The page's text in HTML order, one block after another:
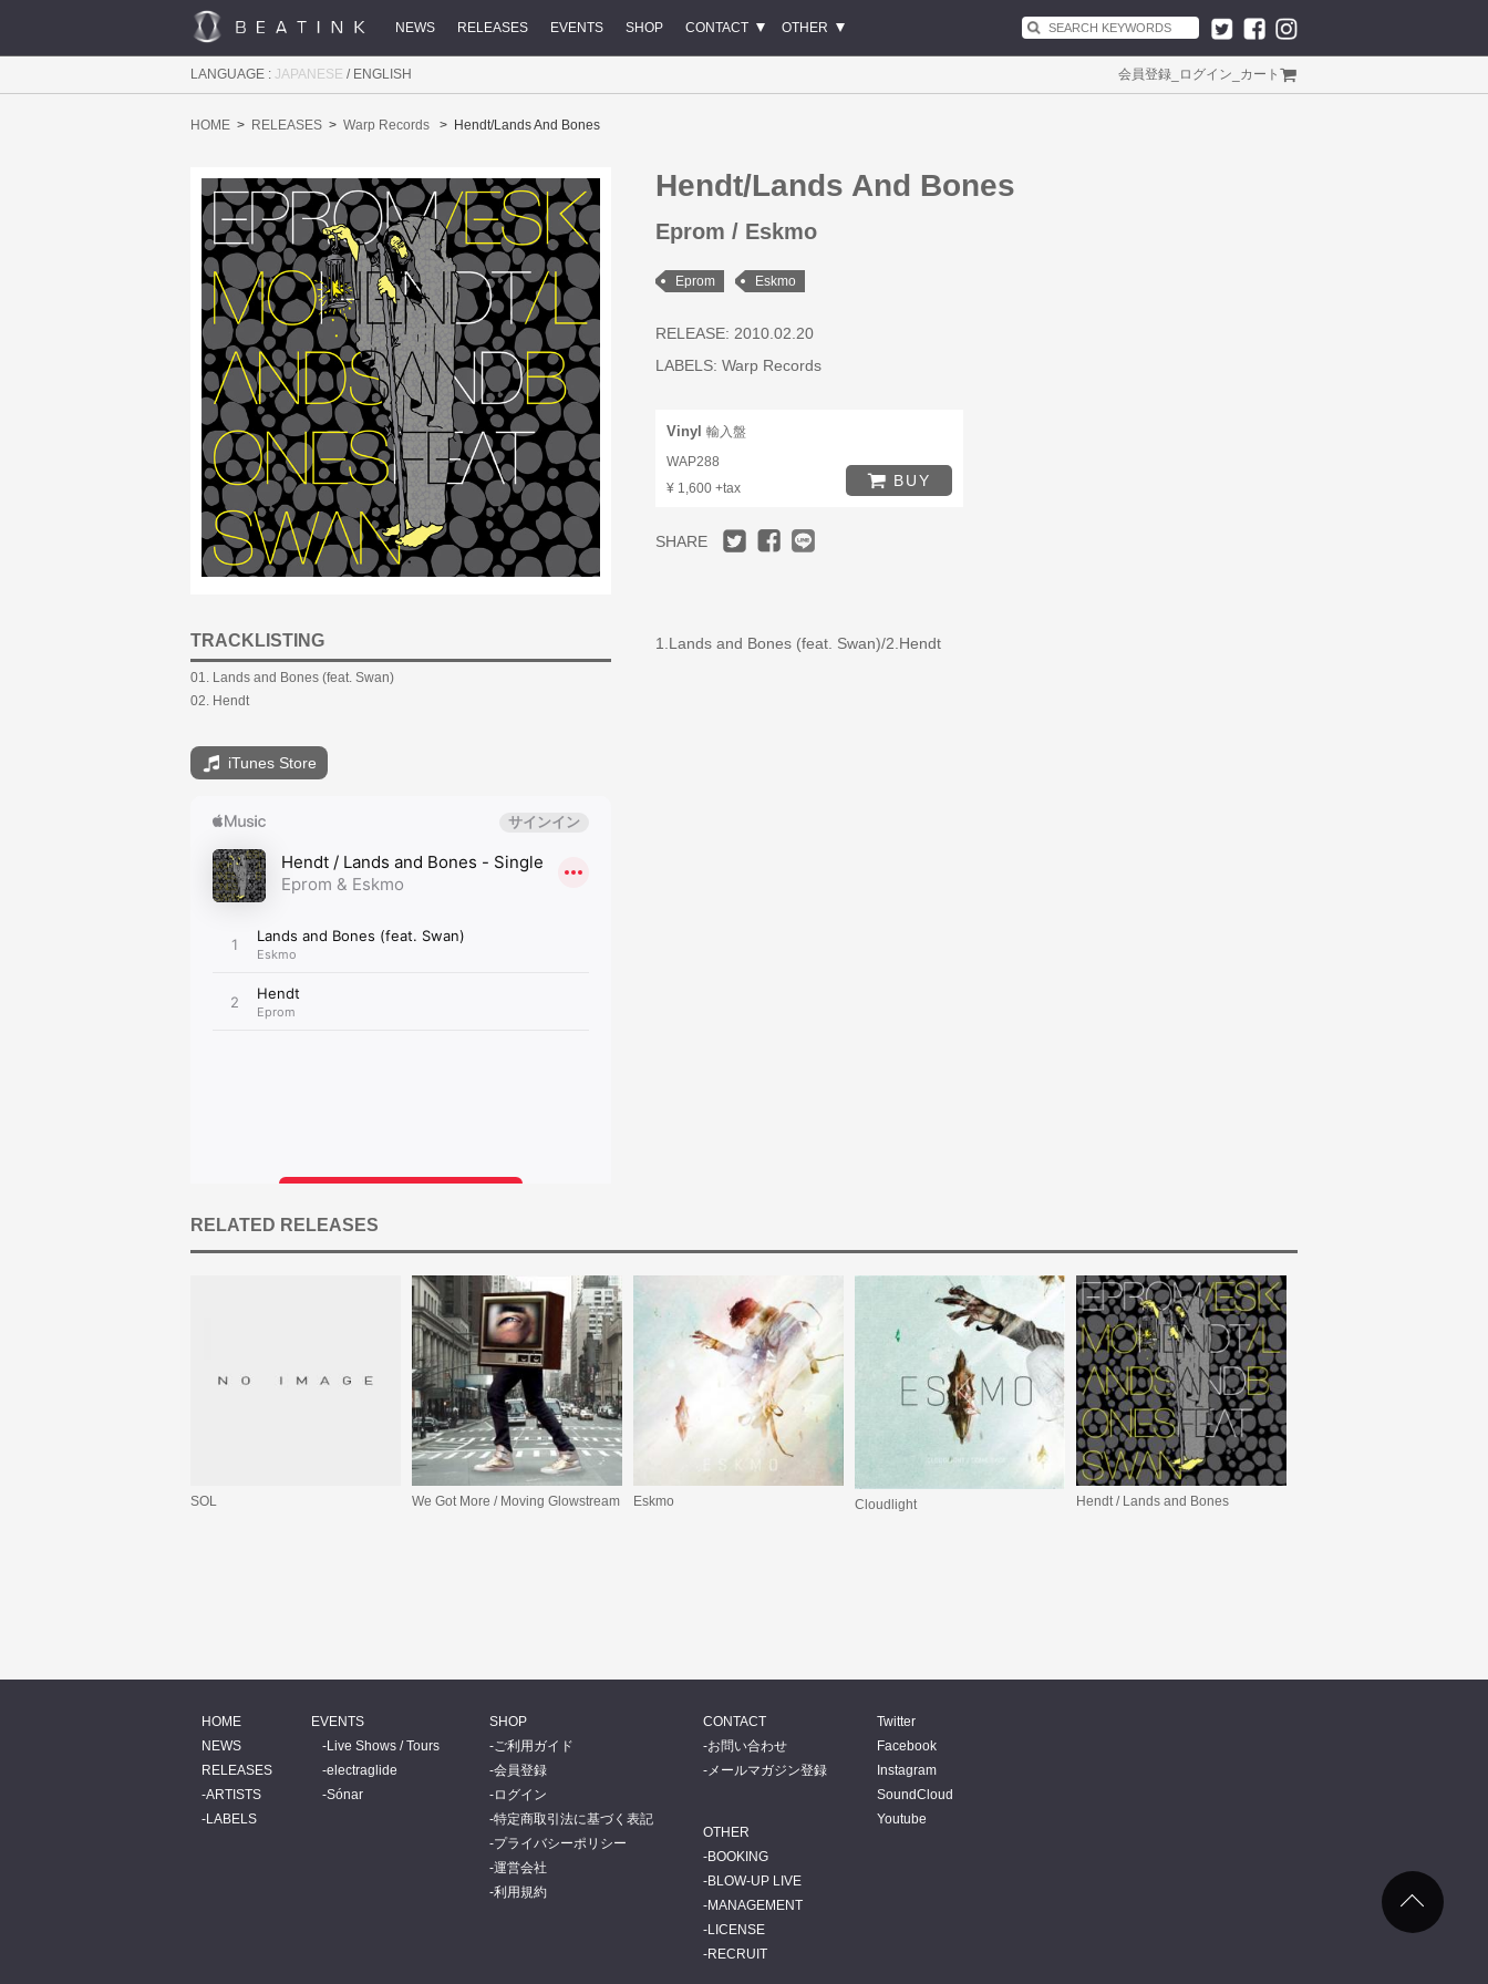
NEWS RELEASES EVENTS SHOP CONTACT OTHER
LANGUAGE : JAPANESE / ENGLISH 会員登録 ログイン カート
HOME RELEASES Warp Records Hendt/Lands And Bones
Hendt/Lands And Bones
Eprom / Eskmo
Eprom Eskmo
RELEASE: 2010.02.20
LABELS: Warp Records
Vinyl 輸入盤
WAP288
¥ 1,600 +tax
BUY
SHARE
1.Lands and Bones (feat. Swan)/2.Hendt
TRACKLISTING
01. Lands and Bones (feat. Swan)
02. Hendt
iTunes Store
RELATED RELEASES
SOL We Got More / Moving Glowstream Eskmo Cloudlight Hendt / Lands and Bones
HOME
NEWS
RELEASES
ARTISTS
LABELS
EVENTS
Live Shows / Tours
electraglide
Sónar
SHOP
ご利用ガイド
会員登録
ログイン
特定商取引法に基づく表記
プライバシーポリシー
運営会社
利用規約
CONTACT
お問い合わせ
メールマガジン登録
OTHER
BOOKING
BLOW-UP LIVE
MANAGEMENT
LICENSE
RECRUIT
Twitter
Facebook
Instagram
SoundCloud
Youtube